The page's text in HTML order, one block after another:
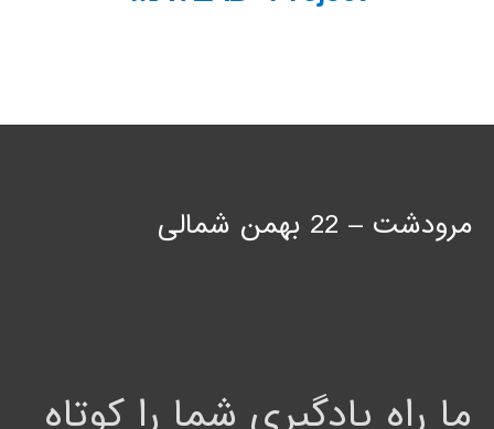
مرودشت – 22 بهمن شمالی
ما راه یادگیری شما را کوتاه